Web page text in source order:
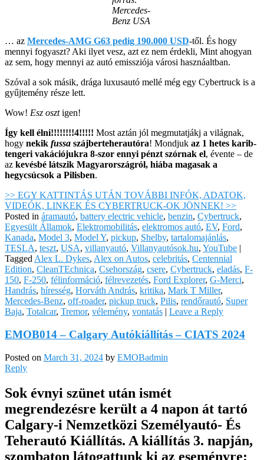
Mercedes-
Benz USA
… az Mercedes-AMG G63 pedig 190.000 USD-től. És hogy
mennyi fogyaszt? Aki ilyet vesz, azt ez nem érdekli, Mint ahogyan
az sem, hogy mennyi az autó emissziója városi hasznáaltban.
Szóval a sok másik, drága luxusautó mellé még egy Cybertruck is a
gyűjtemény része lett.
Wow! Esz osztigen!
Így kell élni!!!!!!!!4!!!!! Most aztán jól megmutatjákj a világnak,
hogy nekik fussa szájberteherautóra! Mondjuk az 1 hetes karib-
tengeri vakációjukra 8-szor ennyi pénzt szórnak el, évente – de
az kevésbé látszik Magyarországról, hiába magasak a
hegycsúcsok a Pilisben.
>> EGY KATTINTÁS UTÁN TOVÁBBI INFÓK, ADATOK,
VIDEÓK, LINKEK ÉS CYBERTRUCK-OK JÖNNEK! >>
Posted in áramautó, battery electric vehicle, benzin, Cybertruck,
Egyesült Államok, Elektromobilitás, elektromos autó, EV, Ford,
Kanada, Model 3, Model Y, pickup, Shelby, tartalomajánlás,
TESLA, teszt, USA, villanyautó, Villanyautósok.hu, YouTube |
Tagged Alex L. Dykes, Alex on Autos, celebritás, Centennial
Edition, CleanTEchnica, Csehország, csere, Cybertruck, eladás, F-
150, F-250, félinformáció, félrevezetés, Ford Explorer, G-Merci,
Handrás, híresség, Horváth András, kritika, Mark T Miller,
Mercedes-Benz, off-roader, pickup truck, Pilis, rendőrautó, Super
Baja, Totalcar, Tremor, vélemény, vontatás | Leave a Reply
EMOB014 – Calgary Autókiállítás – CIATS 2024
Posted on March 31, 2024 by EMOBadmin
Reply
Sok évnyi szünet után ismét
megrendezésre került a 4 napon át tartó
Calgary-i Nemzetközi Személyautó- És
Teherautó Kiállítás. A kiállítás 3. napján,
szombaton látogattunk ki az eseményre: